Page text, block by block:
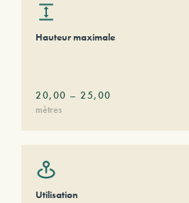
Hauteur maximale
20,00 – 25,00
mètres
Utilisation